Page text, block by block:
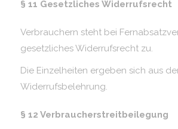
§ 11 Gesetzliches Widerrufsrecht
Verbrauchern steht bei
gesetzliches Widerrufsrecht zu.
Die Einzelheiten ergeben sich aus
Widerrufsbelehrung.
§ 12 Verbraucherstreitbeilegung